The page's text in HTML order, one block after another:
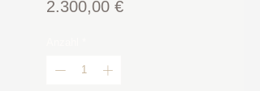
2.300,00 €Preis